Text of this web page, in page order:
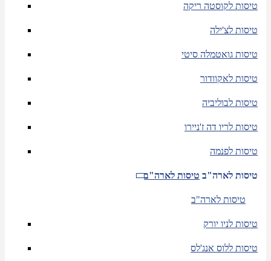
טיסות לקוסטה ריקה
טיסות לצ'ילה
טיסות גואטמלה סיטי
טיסות לאקוודור
טיסות לבוליביה
טיסות לריו דה ז'ניירו
טיסות לפנמה
טיסות לארה"ב טיסות לארה"ב
טיסות לארה"ב
טיסות לניו יורק
טיסות ללוס אנג'לס